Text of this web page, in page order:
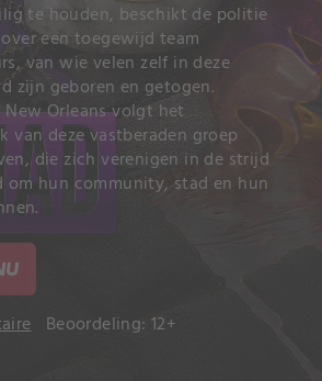
te houden, beschikt de politie
een toegewijd team
van wie velen zelf in deze
zijn geboren en getogen.
New Orleans volgt het
van deze vastberaden groep
die zich verenigen in de strijd
om hun community, stad en hun
Beoordeling: 12+